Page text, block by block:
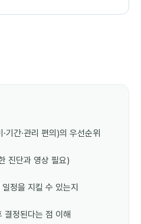
기간·관리 편의)의 우선순위
진단과 영상 필요)
정을 지킬 수 있는지
결정된다는 점 이해